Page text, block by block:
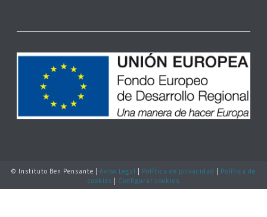
© Instituto Ben Pensante | Aviso Legal | Política de privacidad | Política de
cookies | Configurar cookies